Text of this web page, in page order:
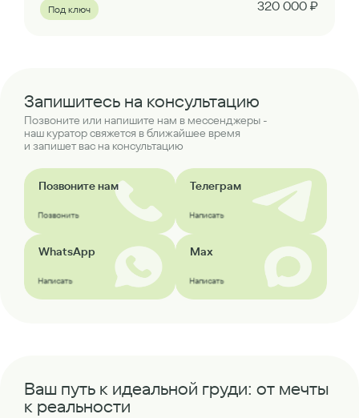
Под ключ 320 000 ₽
Запишитесь на консультацию
Позвоните или напишите нам в мессенджеры -
наш куратор свяжется в ближайшее время
и запишет вас на консультацию
Позвоните нам
Позвонить
Телеграм
Написать
WhatsApp
Написать
Max
Написать
Ваш путь к идеальной груди: от мечты
к реальности